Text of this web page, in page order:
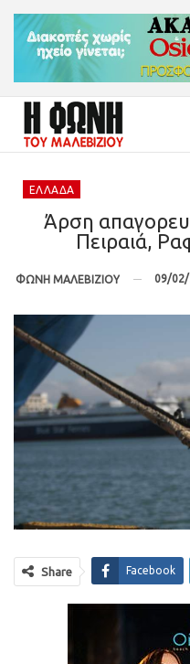
ΕΛΛΆΔΑ
Άρση
Πειραιά,
ΦΩΝΗ ΜΑΛΕΒΙΖΙΟΥ 09/02/
Share Facebook